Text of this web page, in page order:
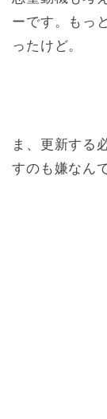
ーです。もっ
ったけど。
ま、更新する
すのも嫌なん